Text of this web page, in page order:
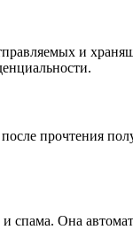
и
прочтения
Она